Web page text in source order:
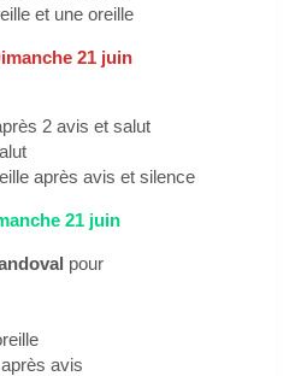
et une oreille
21 juin
2 avis et salut
après avis et silence
21 juin
pour
avis